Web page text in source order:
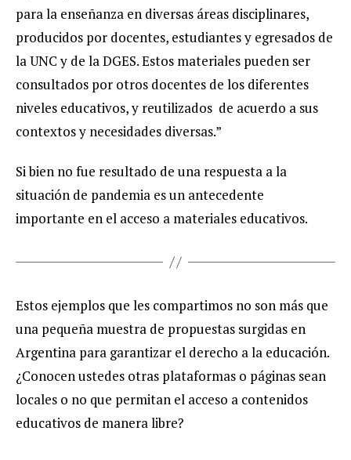
para la enseñanza en diversas áreas disciplinares,
producidos por docentes, estudiantes y egresados de
la UNC y de la DGES. Estos materiales pueden ser
consultados por otros docentes de los diferentes
niveles educativos, y reutilizados de acuerdo a sus
contextos y necesidades diversas.”
Si bien no fue resultado de una respuesta a la
situación de pandemia es un antecedente
importante en el acceso a materiales educativos.
Estos ejemplos que les compartimos no son más que
una pequeña muestra de propuestas surgidas en
Argentina para garantizar el derecho a la educación.
¿Conocen ustedes otras plataformas o páginas sean
locales o no que permitan el acceso a contenidos
educativos de manera libre? ​